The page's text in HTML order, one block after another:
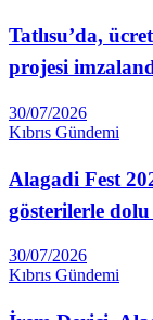
Tatlısu’da,
projesi
30/07/2026
Kıbrıs Gündemi
Alagadi Fest
gösterilerle
30/07/2026
Kıbrıs Gündemi